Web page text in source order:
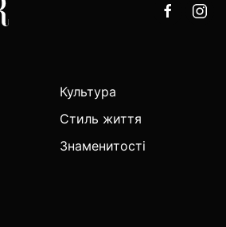
Культура
Стиль життя
Знаменитості